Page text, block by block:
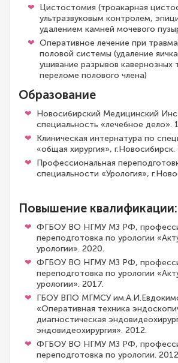
Цистостомия (троакарная
ультразвуковым контролем,
удалением камней мочевого
Оперативное лечение при
половой системы (удаление
ушивание разрывов кавернозных
переломе полового члена)
Образование
Новосибирский Медицинский
специальность «лечебное дело».
Клиническая интернатура по
«общая хирургия», г.Новосибирск.
Профессиональная
специальности «Урология»,
Повышение квалификации:
ФГБОУ ВО НГМУ МЗ РФ,
переподготовка по урологии
урологии». 2020.
ФГБОУ ВО НГМУ МЗ РФ,
переподготовка по урологии
урологии». 2017.
ГБОУ ВПО МГМСУ
«Оперативная техника
диагностическая
эндовидеохирургия». 2012.
ФГБОУ ВО НГМУ МЗ РФ,
переподготовка по урологии.